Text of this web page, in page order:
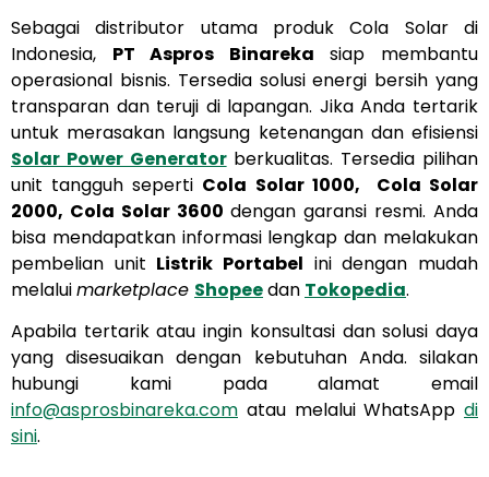
Sebagai distributor utama produk Cola Solar di
Indonesia, PT Aspros Binareka siap membantu
operasional bisnis. Tersedia solusi energi bersih yang
transparan dan teruji di lapangan. Jika Anda tertarik
untuk merasakan langsung ketenangan dan efisiensi
Solar Power Generatorberkualitas. Tersedia pilihan
unit tangguh seperti Cola Solar 1000,
Cola Solar
2000, Cola Solar 3600 dengan garansi resmi. Anda
bisa mendapatkan informasi lengkap dan melakukan
pembelian unit Listrik Portabel ini dengan mudah
melaluimarketplace Shopeedan Tokopedia.
Apabila tertarik atau ingin konsultasi dan solusi daya
yang disesuaikan dengan kebutuhan Anda. silakan
hubungi kami pada alamat email
info@asprosbinareka.com atau melalui WhatsApp di
sini.